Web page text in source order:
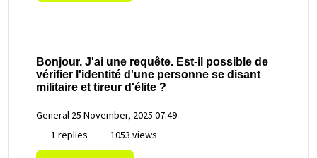
Bonjour. J'ai une requête. Est-il possible de
vérifier l'identité d'une personne se disant
militaire et tireur d'élite ?
General 25 November, 2025 07:49
1 replies
1053 views